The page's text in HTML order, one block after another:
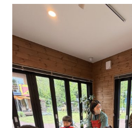
2日目は日本百名山 日本百高山 南アル
mへ天気は最高でした。インスタグラム
#ログログを見る